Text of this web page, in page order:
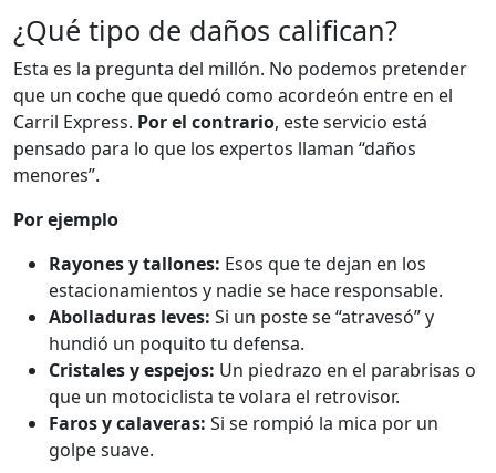
¿Qué tipo de daños califican?
Esta es la pregunta del millón. No podemos pretender
que un coche que quedó como acordeón entre en el
Carril Express. Por el contrario, este servicio está
pensado para lo que los expertos llaman “daños
menores”.
Por ejemplo
Rayones y tallones: Esos que te dejan en los
estacionamientos y nadie se hace responsable.
Abolladuras leves: Si un poste se “atravesó” y
hundió un poquito tu defensa.
Cristales y espejos: Un piedrazo en el parabrisas o
que un motociclista te volara el retrovisor.
Faros y calaveras: Si se rompió la mica por un
golpe suave.